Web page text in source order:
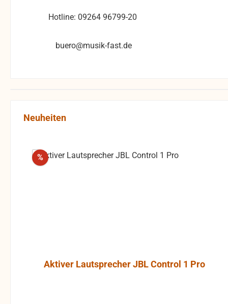
Hotline: 09264 96799-20
buero@musik-fast.de
Produktgalerie überspringen
Neuheiten
%Rabatt
Aktiver Lautsprecher JBL Control 1 Pro